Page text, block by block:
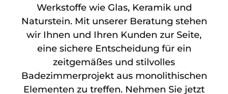
Werkstoffe wie Glas, Keramik und
Naturstein. Mit unserer Beratung stehen
wir Ihnen und Ihren Kunden zur Seite,
eine sichere Entscheidung für ein
zeitgemäßes und stilvolles
Badezimmerprojekt aus monolithischen
Elementen zu treffen. Nehmen Sie jetzt